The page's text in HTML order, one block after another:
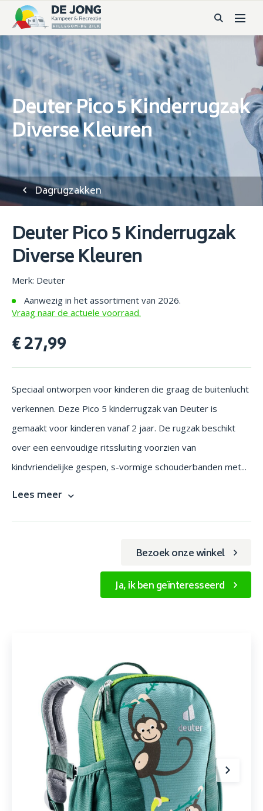
Deuter Pico 5 Kinderrugzak
Diverse Kleuren
Dagrugzakken
Deuter Pico 5 Kinderrugzak
Diverse Kleuren
Merk: Deuter
Aanwezig in het assortiment van 2026.
Vraag naar de actuele voorraad.
€ 27,99
Speciaal ontworpen voor kinderen die graag de buitenlucht
verkennen. Deze Pico 5 kinderrugzak van Deuter is
gemaakt voor kinderen vanaf 2 jaar. De rugzak beschikt
over een eenvoudige ritssluiting voorzien van
kindvriendelijke gespen, s-vormige schouderbanden met...
Lees meer
Bezoek onze winkel
Ja, ik ben geïnteresseerd